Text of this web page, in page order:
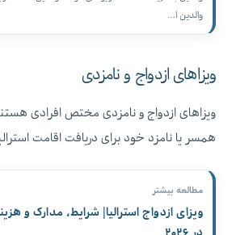
والدین ا…
ویزاهای ازدواج و نامزدی
ویزاهای ازدواج و نامزدی مختص افرادی
همسر یا نامزد خود برای دریافت اقامت
مطالعه بیشتر
ویزای ازدواج استرالیا| شرایط، مدارک و
در ۲۰۲۶